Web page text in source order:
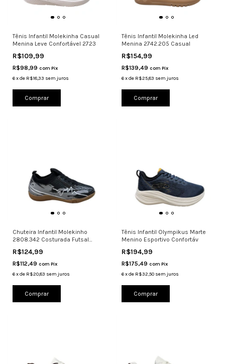
Tênis Infantil Molekinha Casual
Menina Leve Confortável 2723
R$109,99
R$98,99 com Pix
6xde R$18,33 sem juros
Comprar
Tênis Infantil Molekinha Led
Menina 2742.205 Casual
R$154,99
R$139,49 com Pix
6 xde R$25,83 sem juros
Comprar
Chuteira Infantil Molekinho
2808.342 Costurada Futsal
R$124,99
R$112,49 com Pix
6xde R$20,83 sem juros
Comprar
Tênis Infantil Olympikus Marte
Menino Esportivo Confortáv
R$194,99
R$175,49 com Pix
6 xde R$32,50 sem juros
Comprar